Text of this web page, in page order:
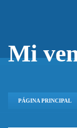
Mi
PÁGINA PRINCIPAL